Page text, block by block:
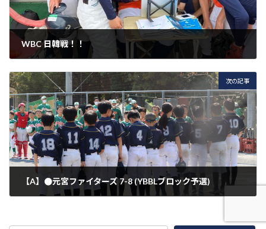
WBC 日韓戦！！
次の記事
【A】●元宮ファイターズ 7-8 (YBBLブロック予選)